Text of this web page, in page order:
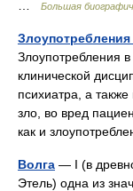
Большая
Злоупотребления
клинической
психиатра, а
зло, во вред
как и
Волга — I (в
Этель) одна из